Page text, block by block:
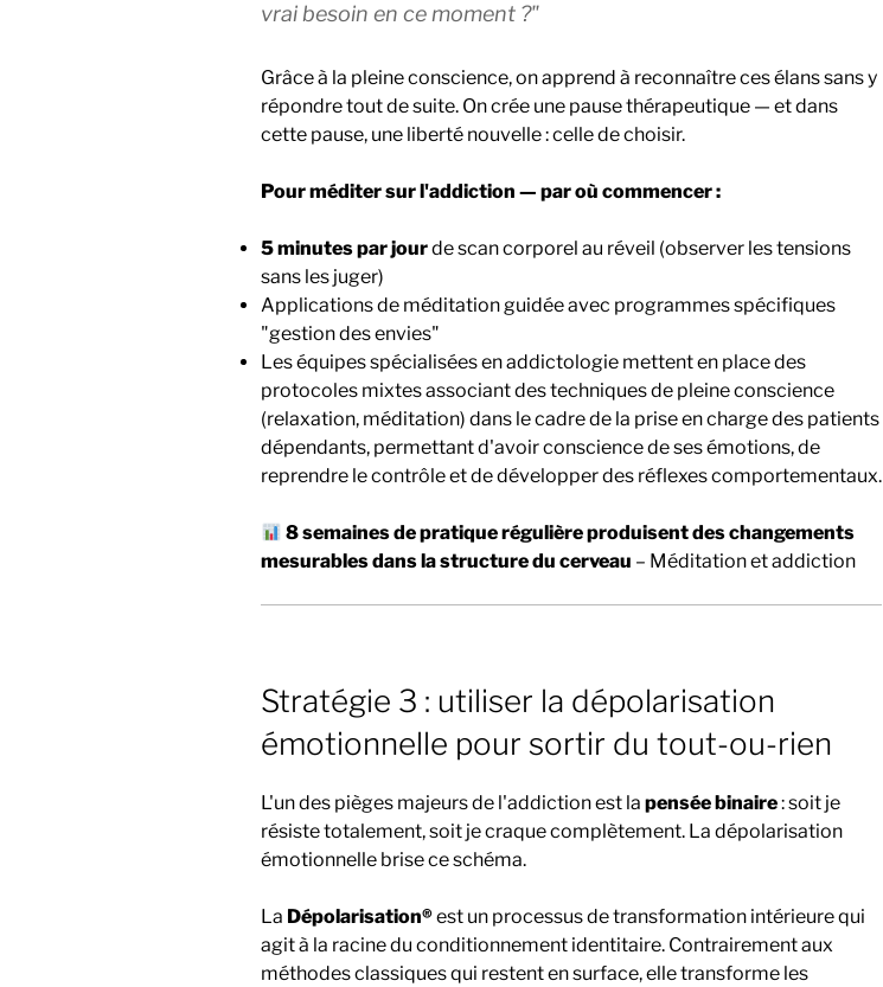
vrai besoin en ce moment ?"
Grâce à la pleine conscience, on apprend à reconnaître ces élans sans y
répondre tout de suite. On crée une pause thérapeutique — et dans
cette pause, une liberté nouvelle : celle de choisir.
Pour méditer sur l'addiction — par où commencer :
5 minutes par jourde scan corporel au réveil (observer les tensions
sans les juger)
Applications de méditation guidée avec programmes spécifiques
"gestion des envies"
Les équipes spécialisées en addictologie mettent en place des
protocoles mixtes associant des techniques de pleine conscience
(relaxation, méditation) dans le cadre de la prise en charge des patients
dépendants, permettant d'avoir conscience de ses émotions, de
reprendre le contrôle et de développer des réflexes comportementaux.
8 semaines de pratique régulière produisent des changements
mesurables dans la structure du cerveau – Méditation et addiction
Stratégie 3 : utiliser la dépolarisation
émotionnelle pour sortir du tout-ou-rien
L'un des pièges majeurs de l'addiction est la pensée binaire: soit je
résiste totalement, soit je craque complètement. La dépolarisation
émotionnelle brise ce schéma.
La Dépolarisation®est un processus de transformation intérieure qui
agit à la racine du conditionnement identitaire. Contrairement aux
méthodes classiques qui restent en surface, elle transforme les